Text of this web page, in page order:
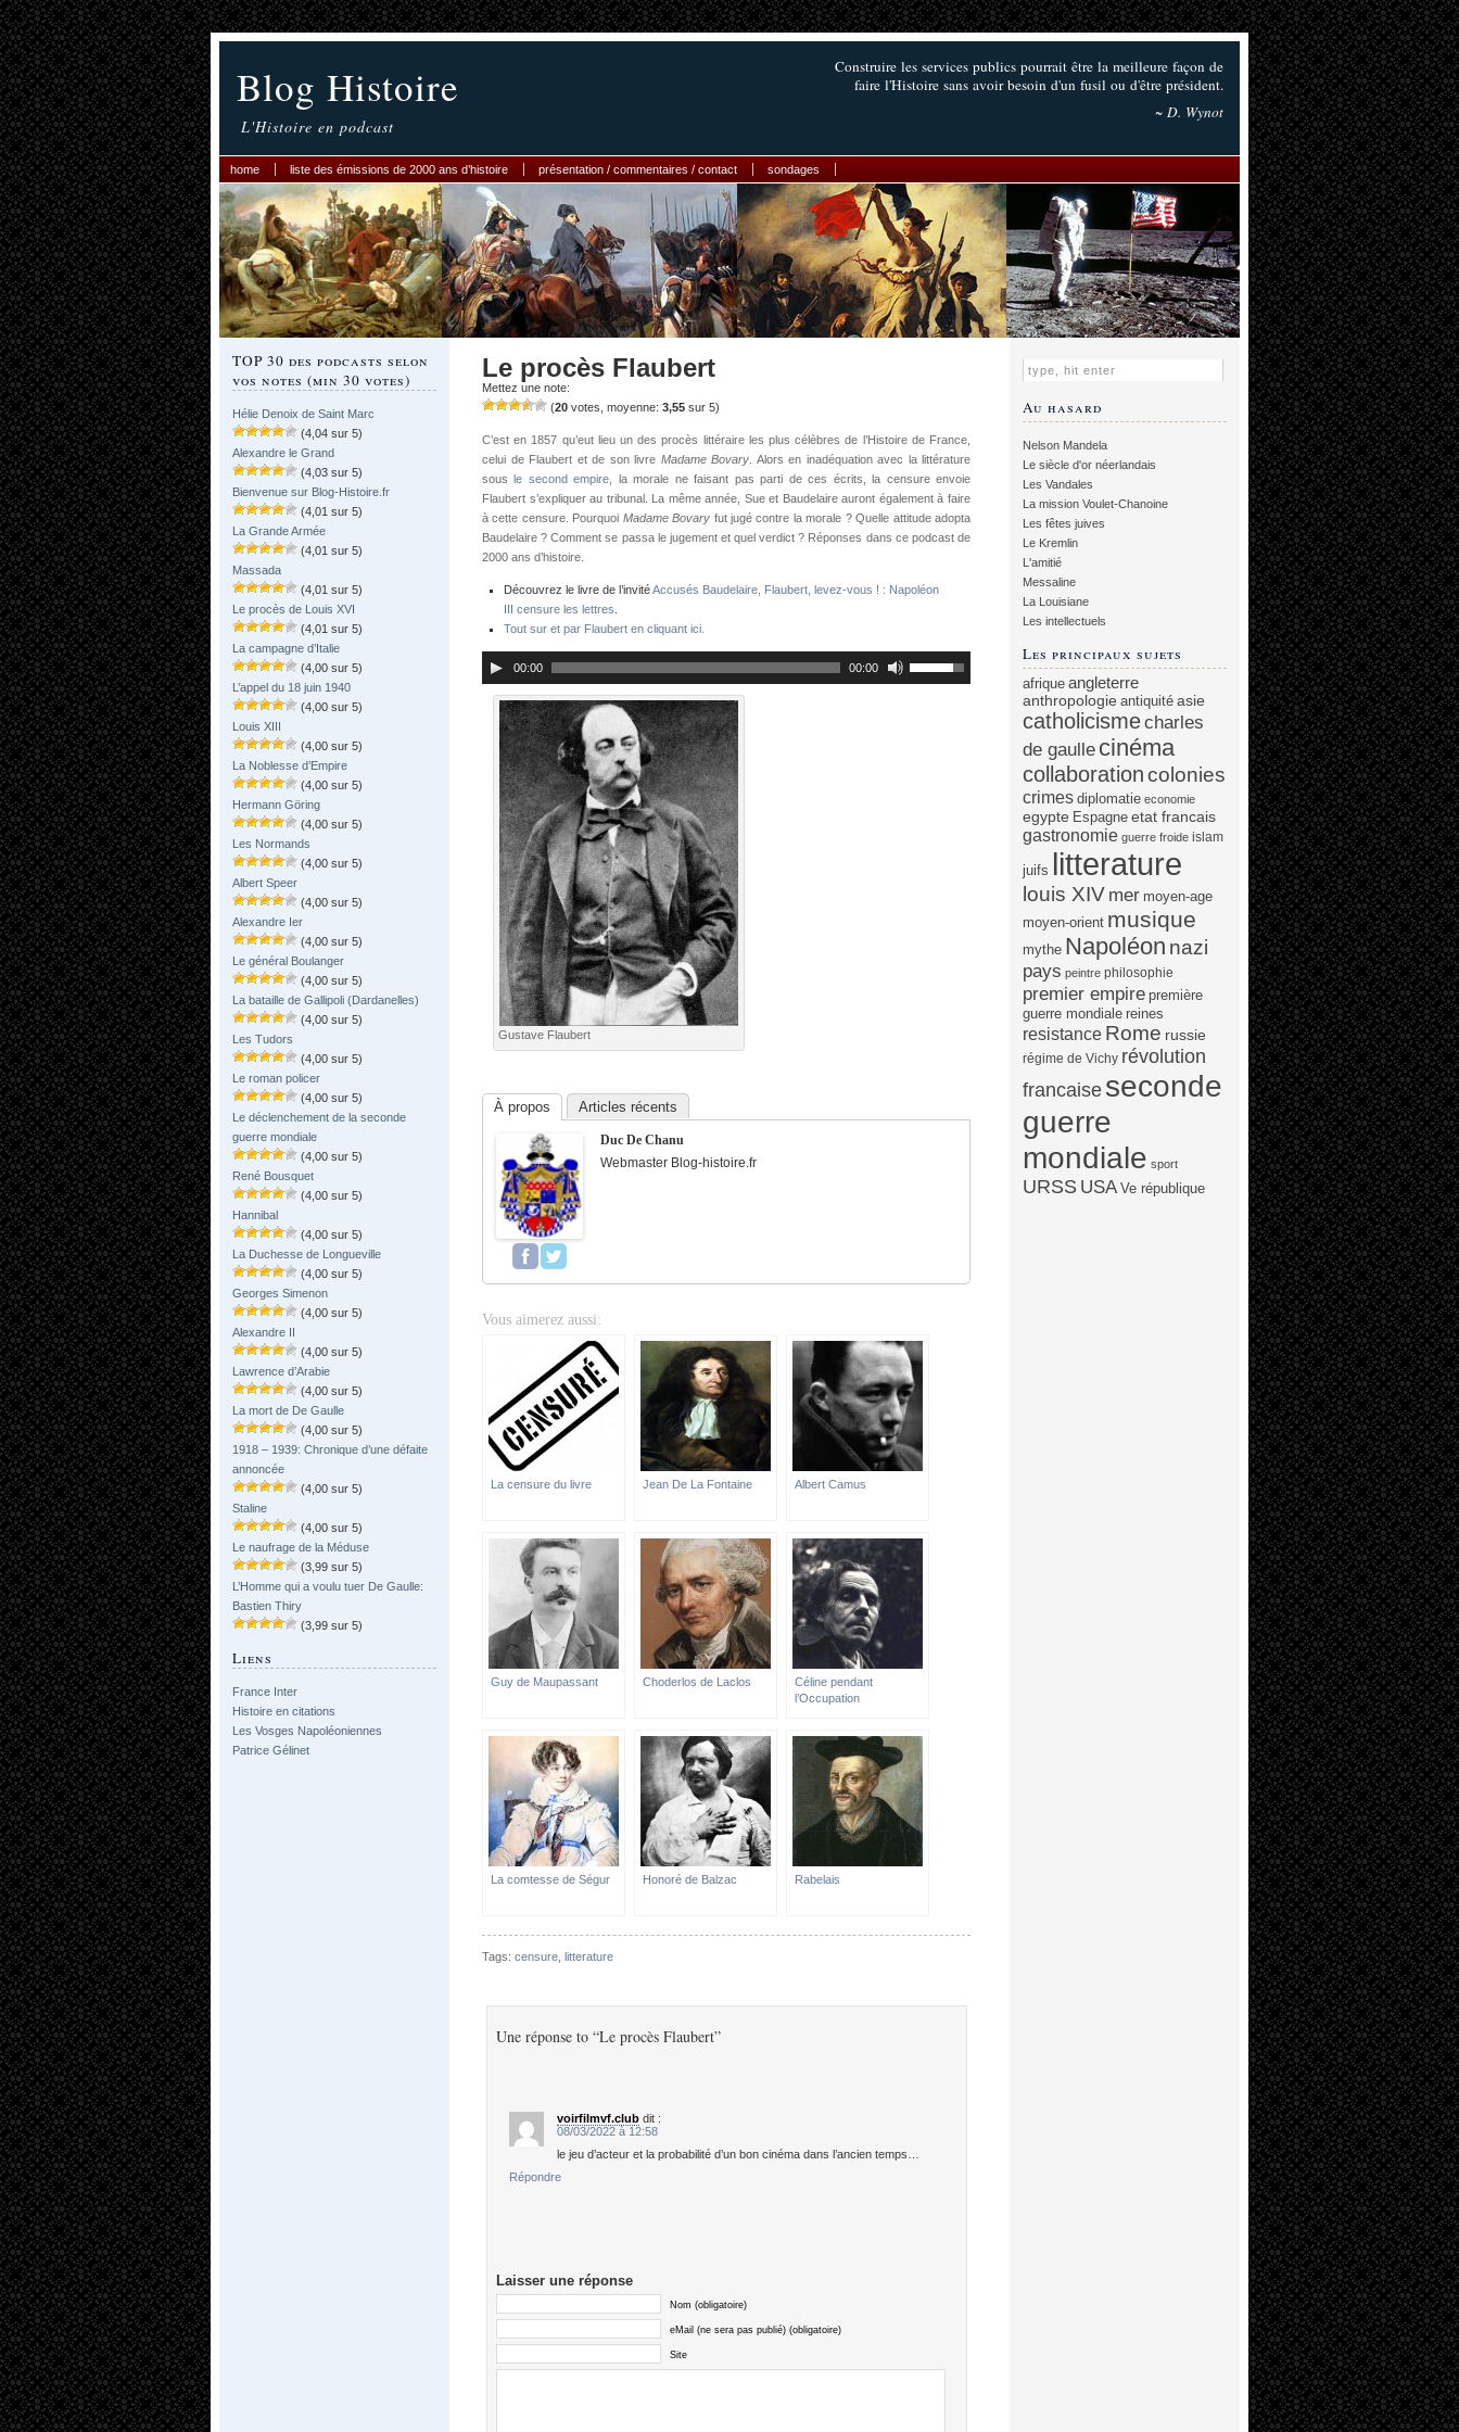
Blog Histoire
L'Histoire en podcast
Construire les services publics pourrait être la meilleure façon de
faire l'Histoire sans avoir besoin d'un fusil ou d'être président.
~ D. Wynot
home liste des émissions de 2000 ans d’histoire présentation / commentaires / contact sondages
TOP 30 des podcasts selon
vos notes (min 30 votes)
Hélie Denoix de Saint Marc
(4,04 sur 5)
Alexandre le Grand
(4,03 sur 5)
Bienvenue sur Blog-Histoire.fr
(4,01 sur 5)
La Grande Armée
(4,01 sur 5)
Massada
(4,01 sur 5)
Le procès de Louis XVI
(4,01 sur 5)
La campagne d’Italie
(4,00 sur 5)
L’appel du 18 juin 1940
(4,00 sur 5)
Louis XIII
(4,00 sur 5)
La Noblesse d’Empire
(4,00 sur 5)
Hermann Göring
(4,00 sur 5)
Les Normands
(4,00 sur 5)
Albert Speer
(4,00 sur 5)
Alexandre Ier
(4,00 sur 5)
Le général Boulanger
(4,00 sur 5)
La bataille de Gallipoli (Dardanelles)
(4,00 sur 5)
Les Tudors
(4,00 sur 5)
Le roman policer
(4,00 sur 5)
Le déclenchement de la seconde
guerre mondiale
(4,00 sur 5)
René Bousquet
(4,00 sur 5)
Hannibal
(4,00 sur 5)
La Duchesse de Longueville
(4,00 sur 5)
Georges Simenon
(4,00 sur 5)
Alexandre II
(4,00 sur 5)
Lawrence d’Arabie
(4,00 sur 5)
La mort de De Gaulle
(4,00 sur 5)
1918 – 1939: Chronique d’une défaite
annoncée
(4,00 sur 5)
Staline
(4,00 sur 5)
Le naufrage de la Méduse
(3,99 sur 5)
L’Homme qui a voulu tuer De Gaulle:
Bastien Thiry
(3,99 sur 5)
Liens
France Inter
Histoire en citations
Les Vosges Napoléoniennes
Patrice Gélinet
Le procès Flaubert
Mettez une note:
(20 votes, moyenne: 3,55 sur 5)
C’est en 1857 qu’eut lieu un des procès littéraire les plus célèbres de l’Histoire de France,
celui de Flaubert et de son livre Madame Bovary . Alors en inadéquation avec la littérature
sousle second empire , la morale ne faisant pas parti de ces écrits, la censure envoie
Flaubert s’expliquer au tribunal. La même année, Sue et Baudelaire auront également à faire
à cette censure. Pourquoi Madame Bovary fut jugé contre la morale ? Quelle attitude adopta
Baudelaire ? Comment se passa le jugement et quel verdict ? Réponses dans ce podcast de
2000 ans d’histoire.
Découvrez le livre de l’invitéAccusés Baudelaire, Flaubert, levez-vous ! : Napoléon
III censure les lettres
Tout sur et par Flaubert en cliquant ici.
00:00 00:00
Gustave Flaubert
À propos Articles récents
Duc De Chanu
Webmaster Blog-histoire.fr
Vous aimerez aussi:
La censure du livre Jean De La Fontaine Albert Camus
Guy de Maupassant Choderlos de Laclos
Céline pendant
l’Occupation
La comtesse de Ségur Honoré de Balzac Rabelais
Tags: censure litterature
Une réponse to “Le procès Flaubert”
voirfilmvf.club dit :
08/03/2022 à 12:58
le jeu d’acteur et la probabilité d’un bon cinéma dans l’ancien temps…
Répondre
Laisser une réponse
Nom (obligatoire)
eMail (ne sera pas publié) (obligatoire)
Site
Au hasard
Nelson Mandela
Le siècle d'or néerlandais
Les Vandales
La mission Voulet-Chanoine
Les fêtes juives
Le Kremlin
L'amitié
Messaline
La Louisiane
Les intellectuels
Les principaux sujets
afrique angleterre
anthropologie antiquité asie
catholicismecharles
de gaulle cinéma
collaborationcolonies
crimes diplomatie economie
egypte Espagne etat francais
gastronomie guerre froide islam
juifs litterature
louis XIV mer moyen-age
moyen-orient musique
mythe Napoléon nazi
pays peintre philosophie
premier empire première
guerre mondiale reines
resistance Rome russie
régime de Vichy révolution
francaise seconde
guerre
mondiale sport
URSS USA Ve république